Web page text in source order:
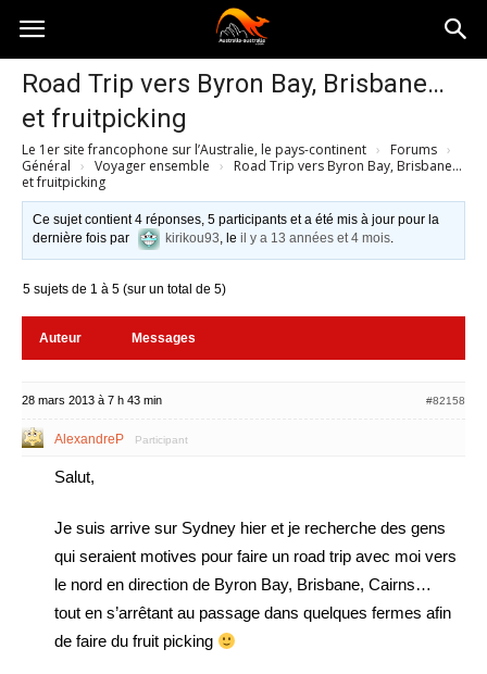
Australia-
australie.com
Road Trip vers Byron Bay, Brisbane…
et fruitpicking
Le 1er site francophone sur l’Australie, le pays-continent › Forums ›
Général › Voyager ensemble ›
Road Trip vers Byron Bay, Brisbane…
et fruitpicking
Ce sujet contient 4 réponses, 5 participants et a été mis à jour pour la
dernière fois par
kirikou93, leil y a 13 années et 4 mois.
5 sujets de 1 à 5 (sur un total de 5)
Auteur Messages
28 mars 2013 à 7 h 43 min #82158
AlexandreP Participant
Salut,
Je suis arrive sur Sydney hier et je recherche des gens
qui seraient motives pour faire un road trip avec moi vers
le nord en direction de Byron Bay, Brisbane, Cairns…
tout en s’arrêtant au passage dans quelques fermes afin
de faire du fruit picking